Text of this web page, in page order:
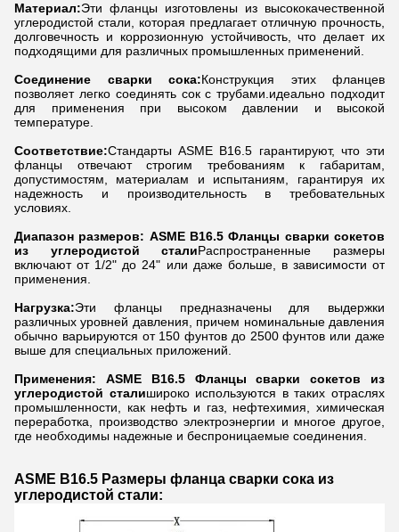
Материал:Эти фланцы изготовлены из высококачественной
углеродистой стали, которая предлагает отличную прочность,
долговечность и коррозионную устойчивость, что делает их
подходящими для различных промышленных применений.
Соединение сварки сока:Конструкция этих фланцев
позволяет легко соединять сок с трубами.идеально подходит
для применения при высоком давлении и высокой
температуре.
Соответствие:Стандарты ASME B16.5 гарантируют, что эти
фланцы отвечают строгим требованиям к габаритам,
допустимостям, материалам и испытаниям, гарантируя их
надежность и производительность в требовательных
условиях.
Диапазон размеров: ASME B16.5 Фланцы сварки сокетов
из углеродистой сталиРаспространенные размеры
включают от 1/2" до 24" или даже больше, в зависимости от
применения.
Нагрузка:Эти фланцы предназначены для выдержки
различных уровней давления, причем номинальные давления
обычно варьируются от 150 фунтов до 2500 фунтов или даже
выше для специальных приложений.
Применения: ASME B16.5 Фланцы сварки сокетов из
углеродистой сталишироко используются в таких отраслях
промышленности, как нефть и газ, нефтехимия, химическая
переработка, производство электроэнергии и многое другое,
где необходимы надежные и беспроницаемые соединения.
ASME B16.5 Размеры фланца сварки сока из
углеродистой стали: